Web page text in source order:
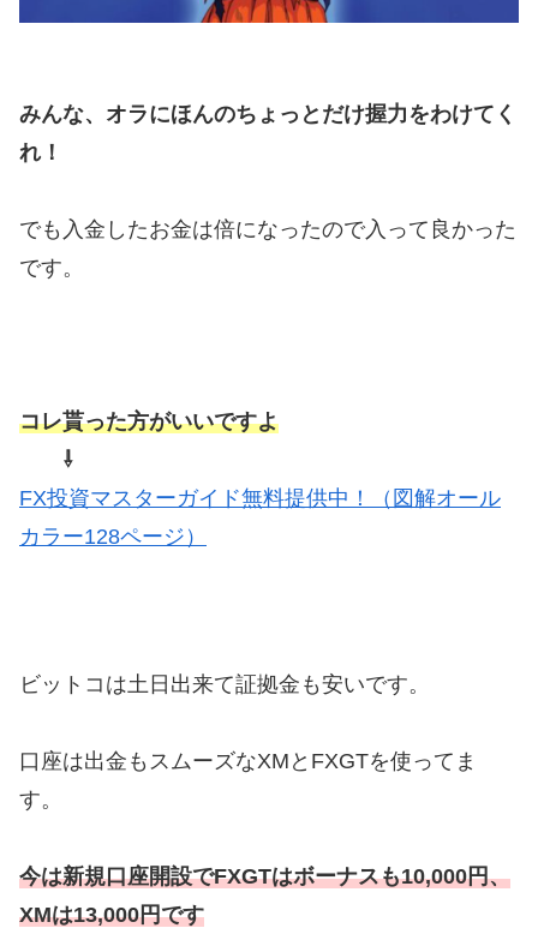
みんな、オラにほんのちょっとだけ握力をわけてく
れ！
でも入金したお金は倍になったので入って良かった
です。
コレ貰った方がいいですよ
⇩
FX投資マスターガイド無料提供中！（図解オール
カラー128ページ）
ビットコは土日出来て証拠金も安いです。
口座は出金もスムーズなXMとFXGTを使ってま
す。
今は新規口座開設でFXGTはボーナスも10,000円、
XMは13,000円です